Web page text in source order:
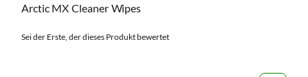
Arctic MX Cleaner Wipes
Sei der Erste, der dieses Produkt bewertet